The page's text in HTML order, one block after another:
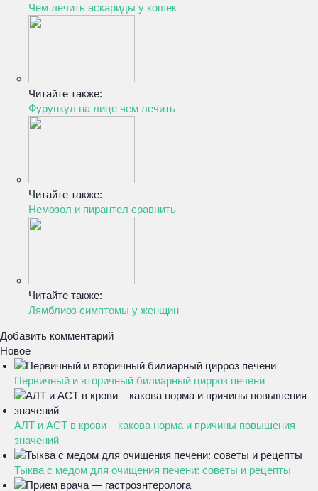
Чем лечить аскариды у кошек
Читайте также:
Фурункул на лице чем лечить
Читайте также:
Немозол и пирантел сравнить
Читайте также:
Лямблиоз симптомы у женщин
Добавить комментарий
Новое
Первичный и вторичный билиарный цирроз печени
АЛТ и АСТ в крови – какова норма и причины повышения
значений
Тыква с медом для очищения печени: советы и рецепты